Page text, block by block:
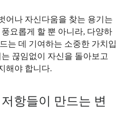
어나 자신다움을 찾는 용기는
요롭게 할 뿐 아니라, 다양하
는 데 기여하는 소중한 가치입
끊임없이 자신을 돌아보고
해야 합니다.
항들이 만드는 변